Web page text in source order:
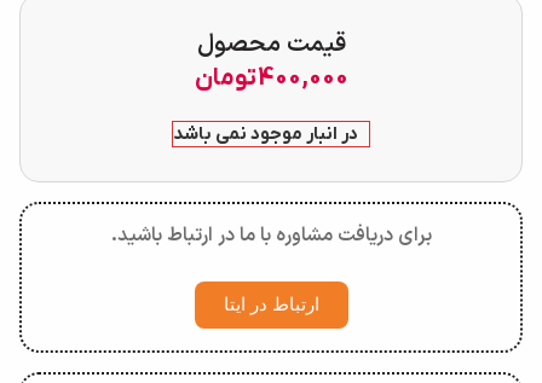
قیمت محصول
400,000تومان
در انبار موجود نمی باشد
برای دریافت مشاوره با ما در ارتباط باشید.
ارتباط در ایتا